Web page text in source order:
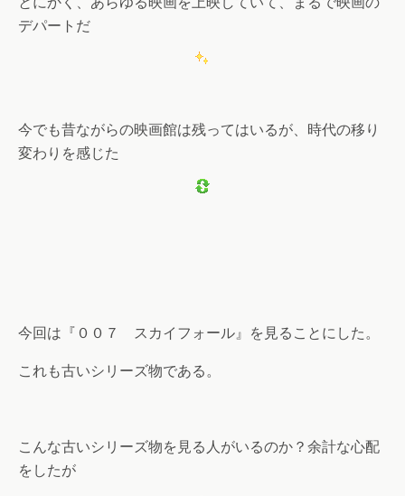
デパートだ
今でも昔ながらの映画館は残ってはいるが、時代の移り
変わりを感じた
今回は『００７ スカイフォール』を見ることにした。
これも古いシリーズ物である。
こんな古いシリーズ物を見る人がいるのか？余計な心配
をしたが